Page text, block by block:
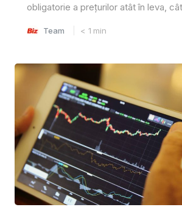
obligatorie a prețurilor atât în ​​leva,
Team < 1 min